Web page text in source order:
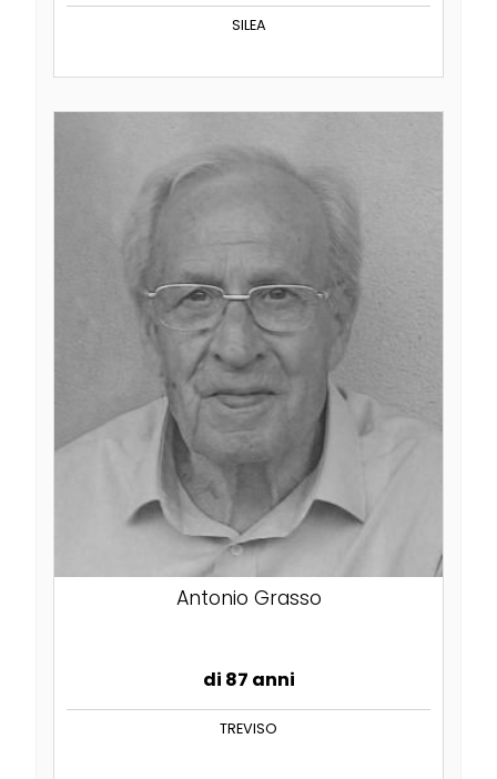
SILEA
Antonio Grasso
di 87 anni
TREVISO